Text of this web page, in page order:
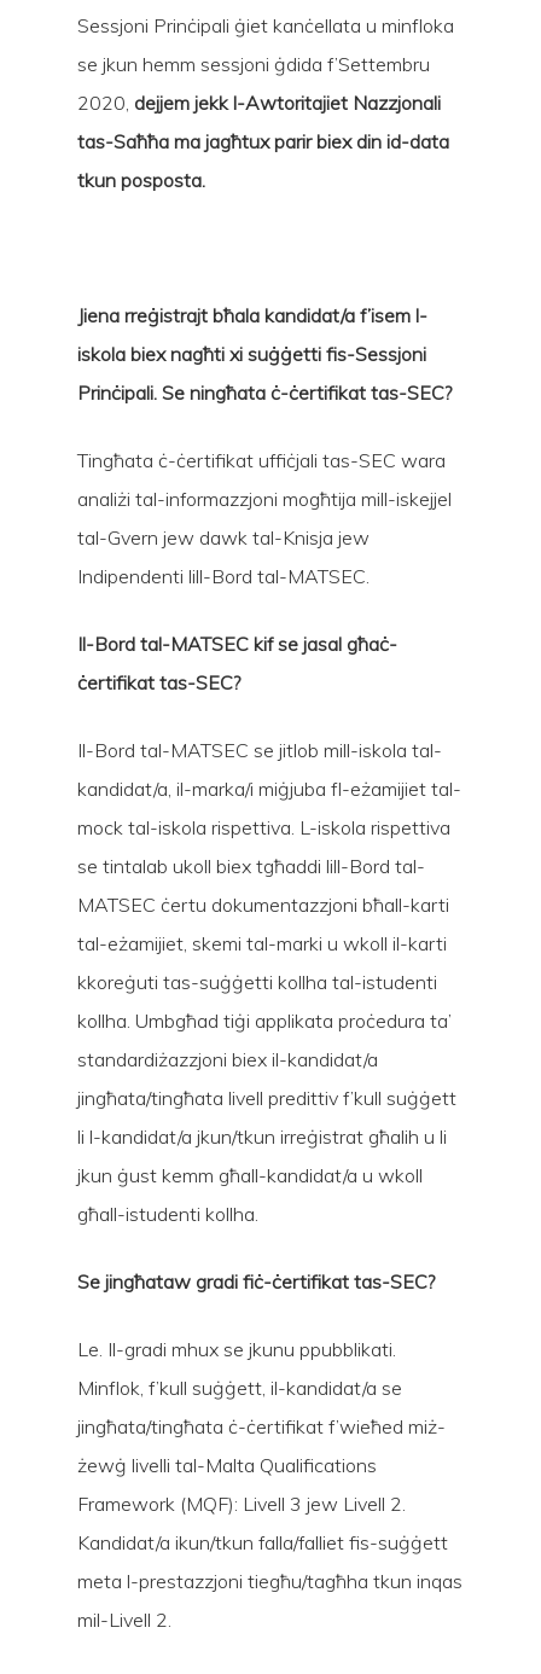
Sessjoni Prinċipali ġiet kanċellata u minfloka
se jkun hemm sessjoni ġdida f’Settembru
2020, dejjem jekk l-Awtoritajiet Nazzjonali
tas-Saħħa ma jagħtux parir biex din id-data
tkun posposta.
Jiena rreġistrajt bħala kandidat/a f’isem l-
iskola biex nagħti xi suġġetti fis-Sessjoni
Prinċipali. Se ningħata ċ-ċertifikat tas-SEC?
Tingħata ċ-ċertifikat uffiċjali tas-SEC wara
analiżi tal-informazzjoni mogħtija mill-iskejjel
tal-Gvern jew dawk tal-Knisja jew
Indipendenti lill-Bord tal-MATSEC.
Il-Bord tal-MATSEC kif se jasal għaċ-
ċertifikat tas-SEC?
Il-Bord tal-MATSEC se jitlob mill-iskola tal-
kandidat/a, il-marka/i miġjuba fl-eżamijiet tal-
mock tal-iskola rispettiva. L-iskola rispettiva
se tintalab ukoll biex tgħaddi lill-Bord tal-
MATSEC ċertu dokumentazzjoni bħall-karti
tal-eżamijiet, skemi tal-marki u wkoll il-karti
kkoreġuti tas-suġġetti kollha tal-istudenti
kollha. Umbgħad tiġi applikata proċedura ta’
standardiżazzjoni biex il-kandidat/a
jingħata/tingħata livell predittiv f’kull suġġett
li l-kandidat/a jkun/tkun irreġistrat għalih u li
jkun ġust kemm għall-kandidat/a u wkoll
għall-istudenti kollha.
Se jingħataw gradi fiċ-ċertifikat tas-SEC?
Le. Il-gradi mhux se jkunu ppubblikati.
Minflok, f’kull suġġett, il-kandidat/a se
jingħata/tingħata ċ-ċertifikat f’wieħed miż-
żewġ livelli tal-Malta Qualifications
Framework (MQF): Livell 3 jew Livell 2.
Kandidat/a ikun/tkun falla/falliet fis-suġġett
meta l-prestazzjoni tiegħu/tagħha tkun inqas
mil-Livell 2.